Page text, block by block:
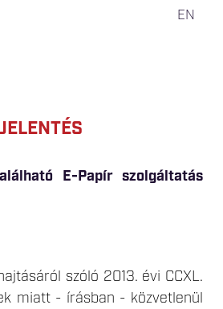
EN
E-Papír szolgáltatás
szóló 2013. évi CCXL.
miatt - írásban - közvetlenül